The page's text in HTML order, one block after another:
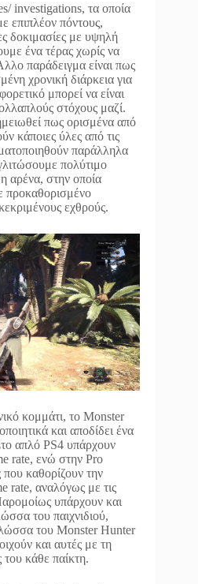
investigations, τα οποία
επιπλέον πόντους,
δοκιμασίες με υψηλή
ένα τέρας χωρίς να
παράδειγμα είναι πως
χρονική διάρκεια για
μπορεί να είναι
στόχους μαζί.
πως ορισμένα από
κάποιες ύλες από τις
παράλληλα
πολύτιμο
αρένα, στην οποία
προκαθορισμένο
εχθρούς.
κομμάτι, το Monster
και αποδίδει ένα
απλό PS4 υπάρχουν
rate, ενώ στην Pro
καθορίζουν την
rate, αναλόγως με τις
υπάρχουν και
του παιχνιδιού,
του Monster Hunter
και αυτές με τη
του κάθε παίκτη.